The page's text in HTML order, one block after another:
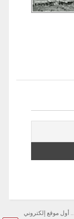
محفوظة لصحيفة المراكشية 2005-2026© … أول موقع إلكتروني